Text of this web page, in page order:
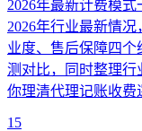
2026年最新计费模
2026年行业最新情
业度、售后保障四
测对比，同时整理行
你理清代理记账收费
15